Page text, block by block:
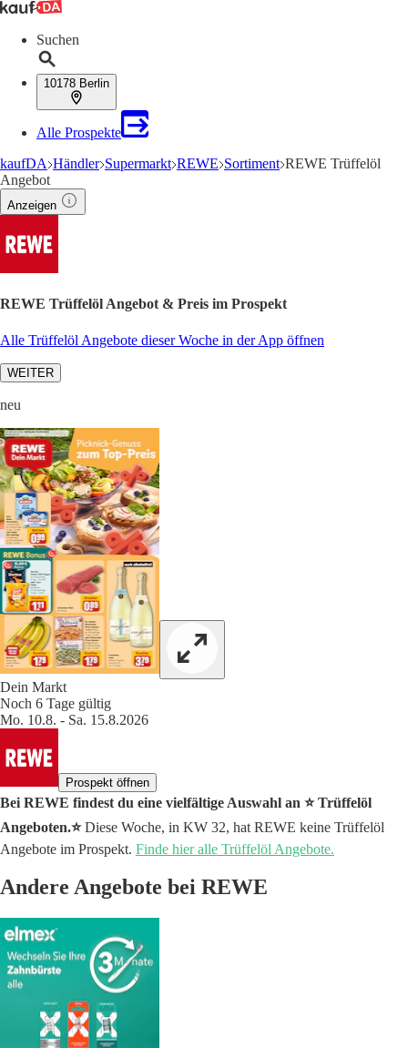
Suchen
10178 Berlin
Alle Prospekte
kaufDA Händler Supermarkt REWE Sortiment REWE Trüffelöl
Angebot
Anzeigen
REWE Trüffelöl Angebot & Preis im Prospekt
Alle Trüffelöl Angebote dieser Woche in der App öffnen
WEITER
neu
Dein Markt
Noch 6 Tage gültig
Mo. 10.8. - Sa. 15.8.2026
Prospekt öffnen
Bei REWE findest du eine vielfältige Auswahl an ⭐️ Trüffelöl
Angeboten.⭐️Diese Woche, in KW 32, hat REWE keine Trüffelöl
Angebote im Prospekt. Finde hier alle Trüffelöl Angebote.
Andere Angebote bei REWE